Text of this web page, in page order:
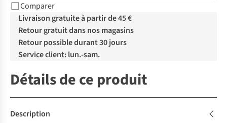
Comparer
Livraison gratuite à partir de 45 €
Retour gratuit dans nos magasins
Retour possible durant 30 jours
Service client: lun.-sam.
Détails de ce produit
Description